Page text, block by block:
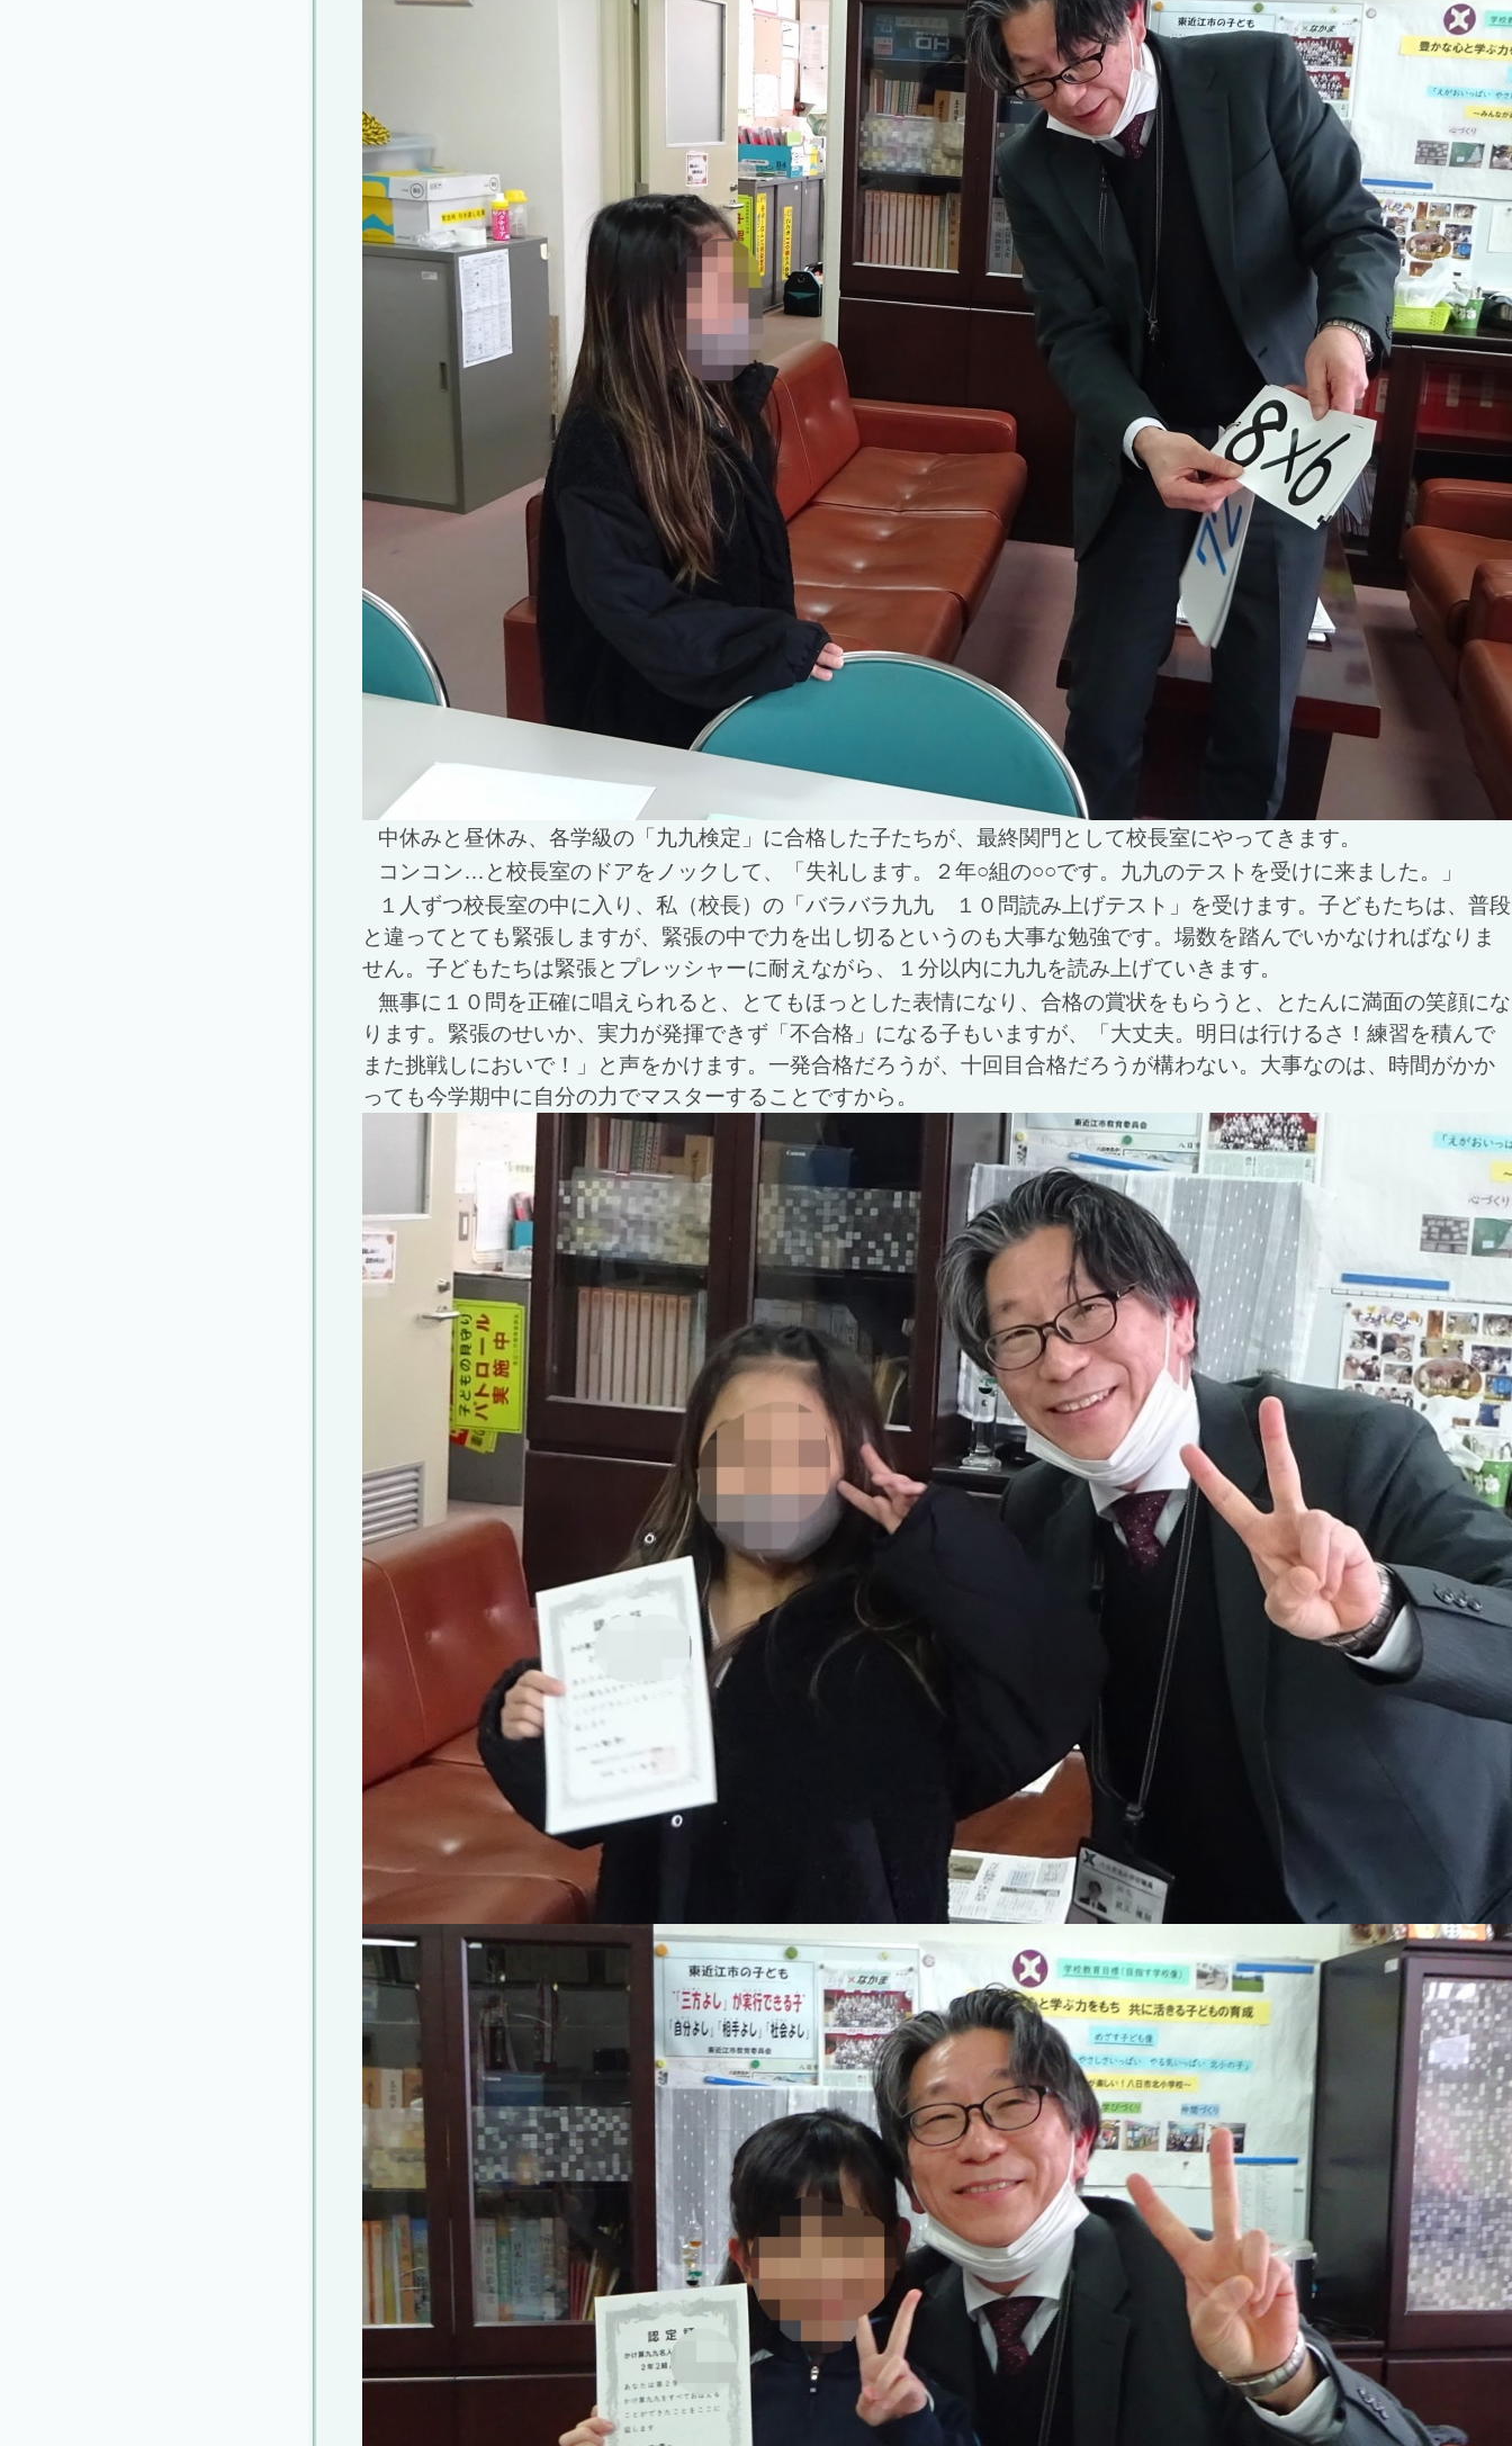
中休みと昼休み、各学級の「九九検定」に合格した子たちが、最終関門として校長室にやってきます。
コンコン…と校長室のドアをノックして、「失礼します。２年○組の○○です。九九のテストを受けに来ました。」
１人ずつ校長室の中に入り、私（校長）の「バラバラ九九 １０問読み上げテスト」を受けます。子どもたちは、普段
と違ってとても緊張しますが、緊張の中で力を出し切るというのも大事な勉強です。場数を踏んでいかなければなりま
せん。子どもたちは緊張とプレッシャーに耐えながら、１分以内に九九を読み上げていきます。
無事に１０問を正確に唱えられると、とてもほっとした表情になり、合格の賞状をもらうと、とたんに満面の笑顔にな
ります。緊張のせいか、実力が発揮できず「不合格」になる子もいますが、「大丈夫。明日は行けるさ！練習を積んで
また挑戦しにおいで！」と声をかけます。一発合格だろうが、十回目合格だろうが構わない。大事なのは、時間がかか
っても今学期中に自分の力でマスターすることですから。